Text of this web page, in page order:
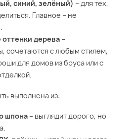
синий, зелёный) – для тех,
Главное – не
дерева –
сочетаются с любым стилем,
для домов из бруса или с
выполнена из:
шпона – выглядит дорого, но